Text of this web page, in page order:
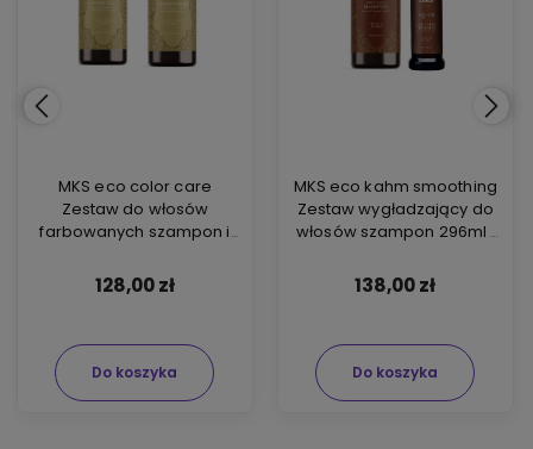
MKS eco color care
Zestaw do włosów
farbowanych szampon i
128,00 zł
Do koszyka
MKS eco kahm smoothing
Zestaw wygładzający do
włosów szampon 296ml i
138,00 zł
Do koszyka